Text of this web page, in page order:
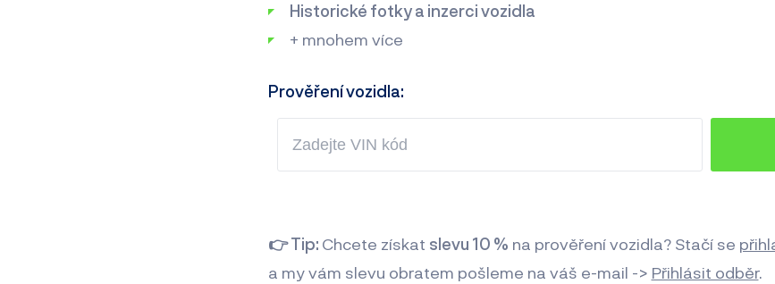
Historické fotky a inzerci vozidla
+ mnohem více
Prověření vozidla:
👉 Tip: Chcete získat slevu 10 % na prověření vozidla? Stačí se
a my vám slevu obratem pošleme na váš e-mail -> Přihlásit odběr.